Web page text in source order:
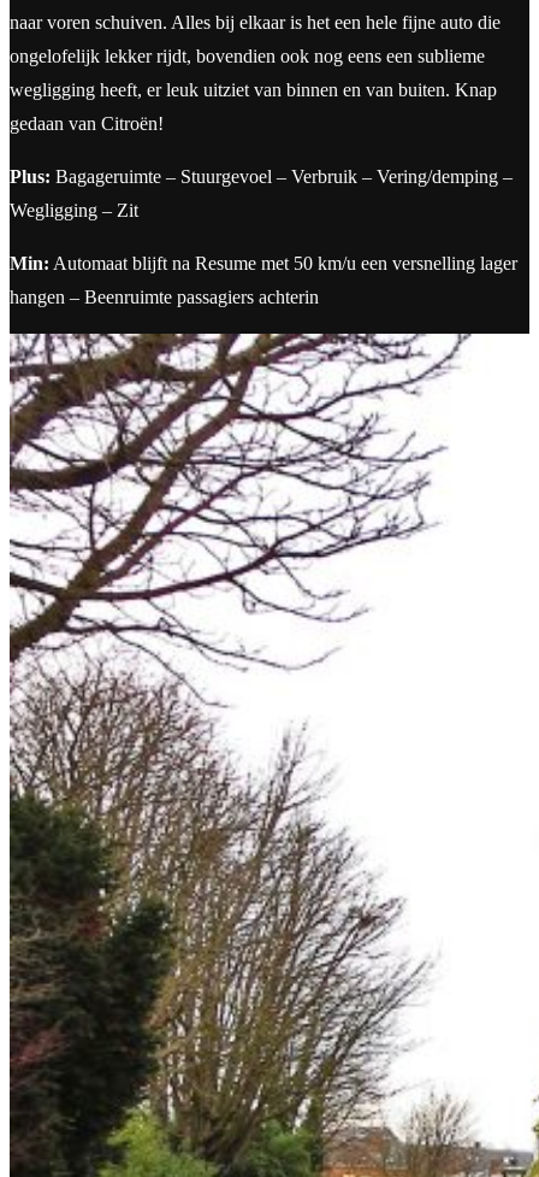
naar voren schuiven. Alles bij elkaar is het een hele fijne auto die
ongelofelijk lekker rijdt, bovendien ook nog eens een sublieme
wegligging heeft, er leuk uitziet van binnen en van buiten. Knap
gedaan van Citroën!
Plus: Bagageruimte – Stuurgevoel – Verbruik – Vering/demping –
Wegligging – Zit
Min: Automaat blijft na Resume met 50 km/u een versnelling lager
hangen – Beenruimte passagiers achterin